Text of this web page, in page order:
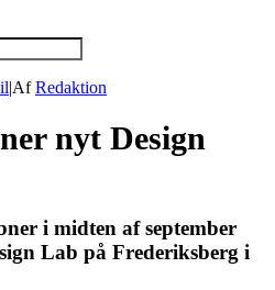
|AfRedaktion
nyt Design
i midten af september
Lab på Frederiksberg i